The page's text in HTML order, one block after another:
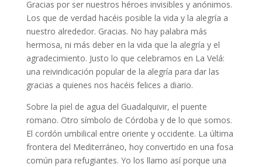
Gracias por ser nuestros héroes invisibles y anónimos.
Los que de verdad hacéis posible la vida y la alegría a
nuestro alrededor. Gracias. No hay palabra más
hermosa, ni más deber en la vida que la alegría y el
agradecimiento. Justo lo que celebramos en La Velá:
una reivindicación popular de la alegría para dar las
gracias a quienes nos hacéis felices a diario.
Sobre la piel de agua del Guadalquivir, el puente
romano. Otro símbolo de Córdoba y de lo que somos.
El cordón umbilical entre oriente y occidente. La última
frontera del Mediterráneo, hoy convertido en una fosa
común para refugiantes. Yo los llamo así porque una